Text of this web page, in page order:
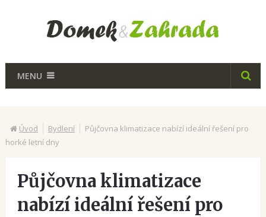
MENU
Úvod Bydlení
Půjčovna klimatizace nabízí ideální řešení pro
horké letní dny
Půjčovna klimatizace
nabízí ideální řešení pro